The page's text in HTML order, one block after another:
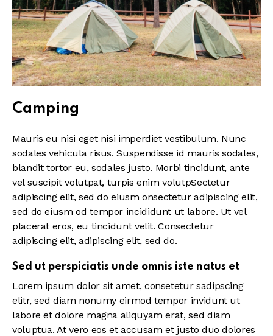
Camping
Mauris eu nisi eget nisi imperdiet vestibulum. Nunc
sodales vehicula risus. Suspendisse id mauris sodales,
blandit tortor eu, sodales justo. Morbi tincidunt, ante
vel suscipit volutpat, turpis enim volutpSectetur
adipiscing elit, sed do eiusm onsectetur adipiscing elit,
sed do eiusm od tempor incididunt ut labore. Ut vel
placerat eros, eu tincidunt velit. Consectetur
adipiscing elit, adipiscing elit, sed do.
Sed ut perspiciatis unde omnis iste natus et
Lorem ipsum dolor sit amet, consetetur sadipscing
elitr, sed diam nonumy eirmod tempor invidunt ut
labore et dolore magna aliquyam erat, sed diam
voluptua. At vero eos et accusam et justo duo dolores